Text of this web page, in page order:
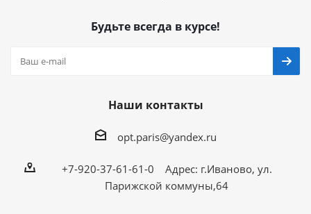
Будьте всегда в курсе!
Наши контакты
opt.paris@yandex.ru
+7-920-37-61-61-0 Адрес: г.Иваново, ул.
Парижской коммуны,64